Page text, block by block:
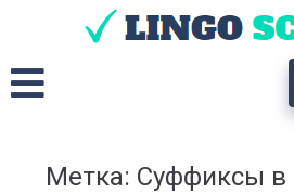
Метка: Суффиксы в